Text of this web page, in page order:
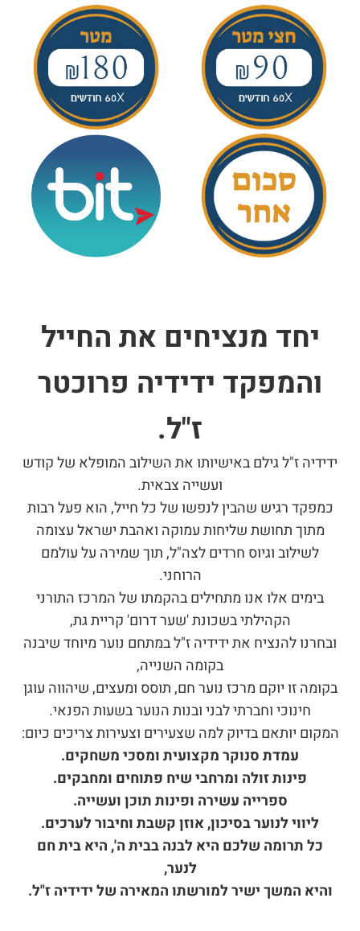
יחד מנציחים את החייל
והמפקד ידידיה פרוכטר
ז"ל.
ידידיה ז"ל גילם באישיותו את השילוב המופלא של קודש
ועשייה צבאית.
כמפקד רגיש שהבין לנפשו של כל חייל, הוא פעל רבות
מתוך תחושת שליחות עמוקה ואהבת ישראל עצומה
לשילוב וגיוס חרדים לצה"ל, תוך שמירה על עולמם
הרוחני.
בימים אלו אנו מתחילים בהקמתו של המרכז התורני
הקהילתי בשכונת 'שער דרום' קריית גת,
ובחרנו להנציח את ידידיה ז"ל במתחם נוער מיוחד שיבנה
בקומה השנייה,
בקומה זו יוקם מרכז נוער חם, תוסס ומעצים, שיהווה עוגן
חינוכי וחברתי לבני ובנות הנוער בשעות הפנאי.
המקום יותאם בדיוק למה שצעירים וצעירות צריכים כיום:
עמדת סנוקר מקצועית ומסכי משחקים.
פינות זולה ומרחבי שיח פתוחים ומחבקים.
ספרייה עשירה ופינות תוכן ועשייה.
ליווי לנוער בסיכון, אוזן קשבת וחיבור לערכים.
כל תרומה שלכם היא לבנה בבית ה', היא בית חם
לנער,
והיא המשך ישיר למורשתו המאירה של ידידיה ז"ל.